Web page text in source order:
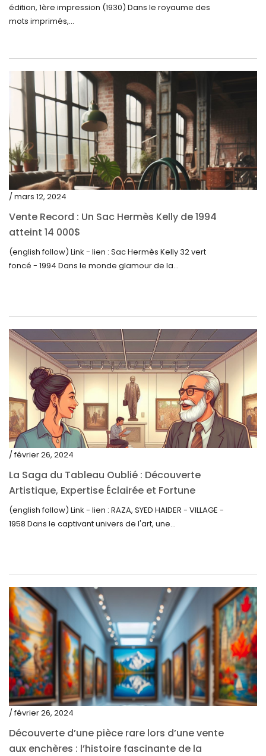
janvier 2023
novembre 2022
octobre 2022
septembre 2022
août 2022
juillet 2022
juin 2022
mai 2022
avril 2022
mars 2022
février 2022
septembre 2021
août 2021
juillet 2021
juin 2021
mai 2021
avril 2021
mars 2021
janvier 2021
décembre 2020
novembre 2020
septembre 2020
juillet 2020
juin 2020
mai 2020
mars 2020
février 2020
décembre 2019
octobre 2019
édition, 1ère impression (1930) Dans le royaume des
mots imprimés,...
/ mars 12, 2024
Vente Record : Un Sac Hermès Kelly de 1994
atteint 14 000$
(english follow) Link - lien : Sac Hermès Kelly 32 vert
foncé - 1994 Dans le monde glamour de la...
/ février 26, 2024
La Saga du Tableau Oublié : Découverte
Artistique, Expertise Éclairée et Fortune
Inattendue
(english follow) Link - lien : RAZA, SYED HAIDER - VILLAGE -
1958 Dans le captivant univers de l'art, une...
/ février 26, 2024
Découverte d’une pièce rare lors d’une vente
aux enchères : l’histoire fascinante de la